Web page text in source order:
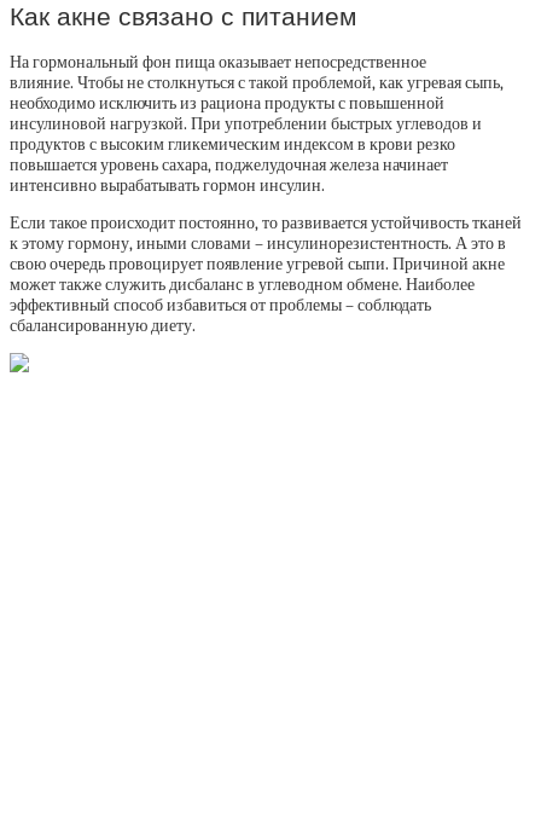
Как акне связано с питанием
На гормональный фон пища оказывает непосредственное
влияние. Чтобы не столкнуться с такой проблемой, как угревая сыпь,
необходимо исключить из рациона продукты с повышенной
инсулиновой нагрузкой. При употреблении быстрых углеводов и
продуктов с высоким гликемическим индексом в крови резко
повышается уровень сахара, поджелудочная железа начинает
интенсивно вырабатывать гормон инсулин.
Если такое происходит постоянно, то развивается устойчивость тканей
к этому гормону, иными словами – инсулинорезистентность. А это в
свою очередь провоцирует появление угревой сыпи. Причиной акне
может также служить дисбаланс в углеводном обмене. Наиболее
эффективный способ избавиться от проблемы – соблюдать
сбалансированную диету.